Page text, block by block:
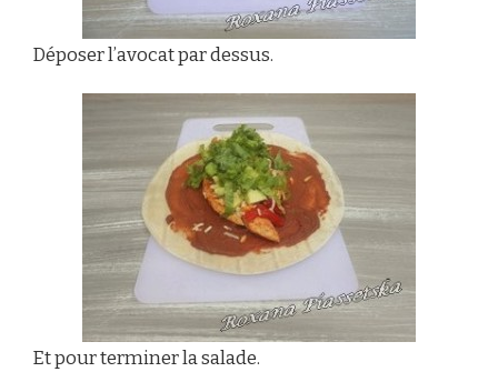
Déposer l’avocat par dessus.
Et pour terminer la salade.